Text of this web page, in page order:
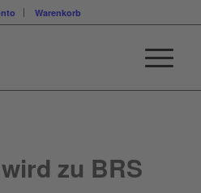
Warenkorb
zu BRS